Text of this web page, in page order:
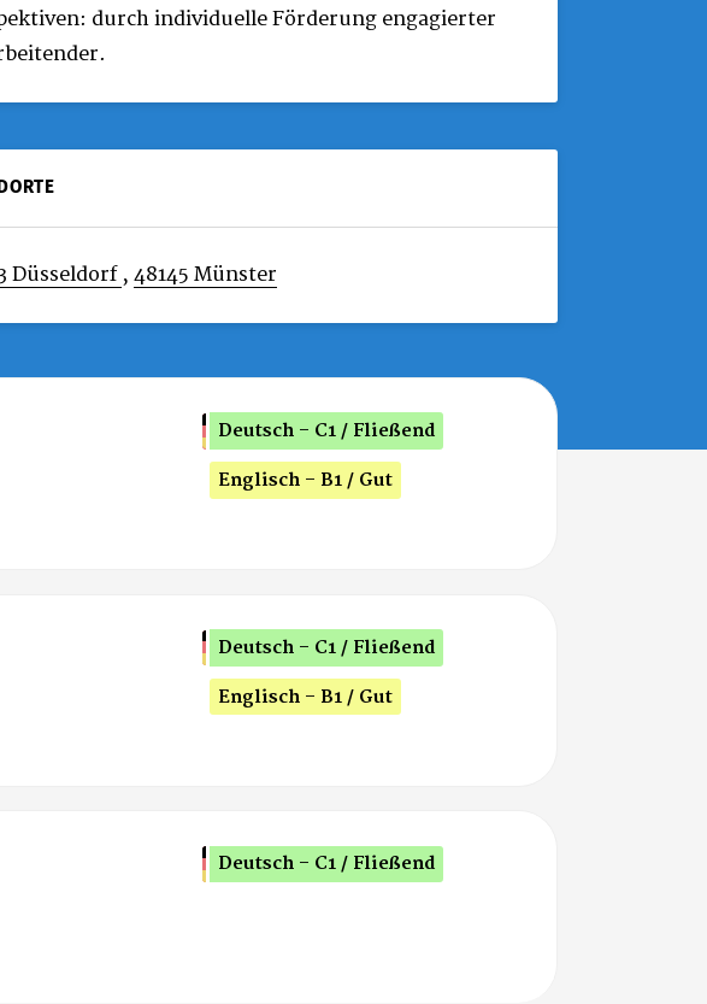
durch individuelle Förderung engagierter
Düsseldorf , 48145 Münster
Deutsch - C1 / Fließend
Englisch - B1 / Gut
Deutsch - C1 / Fließend
Englisch - B1 / Gut
Deutsch - C1 / Fließend